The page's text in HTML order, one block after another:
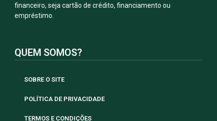
financeiro, seja cartão de crédito, financiamento ou
empréstimo.
QUEM SOMOS?
SOBRE O SITE
POLÍTICA DE PRIVACIDADE
TERMOS E CONDIÇÕES